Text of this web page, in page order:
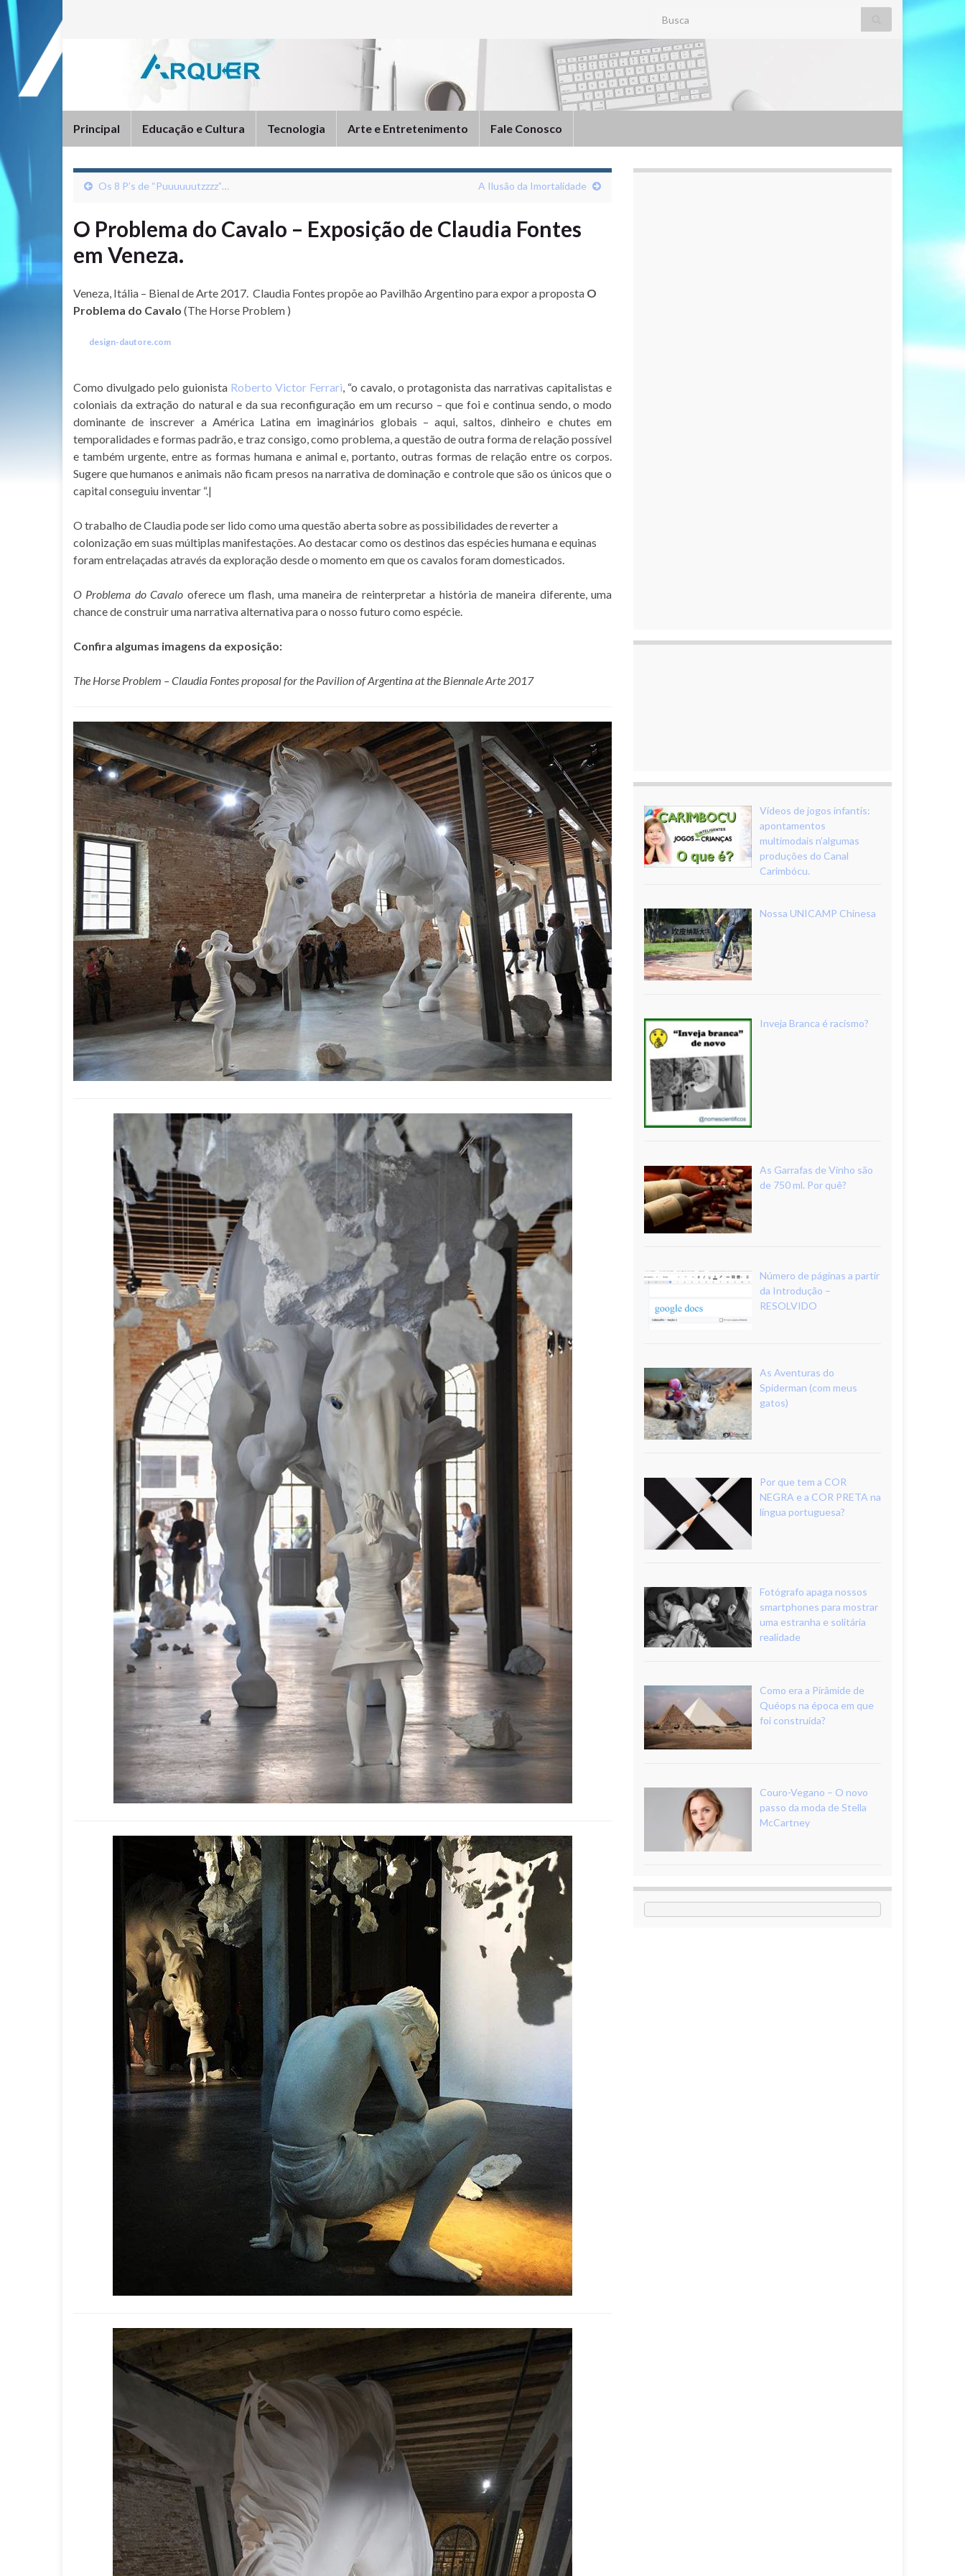
Search for:
Principal Educação e Cultura Tecnologia Arte e Entretenimento Fale Conosco
Os 8 P’s de “Puuuuuutzzzz”… A Ilusão da Imortalidade
O Problema do Cavalo – Exposição de Claudia Fontes
em Veneza.
Veneza, Itália – Bienal de Arte 2017. Claudia Fontes propõe ao Pavilhão Argentino para expor a proposta O
Problema do Cavalo (The Horse Problem )
design-dautore.com
Como divulgado pelo guionista Roberto Victor Ferrari, “o cavalo, o protagonista das narrativas capitalistas e
coloniais da extração do natural e da sua reconfiguração em um recurso – que foi e continua sendo, o modo
dominante de inscrever a América Latina em imaginários globais – aqui, saltos, dinheiro e chutes em
temporalidades e formas padrão, e traz consigo, como problema, a questão de outra forma de relação possível
e também urgente, entre as formas humana e animal e, portanto, outras formas de relação entre os corpos.
Sugere que humanos e animais não ficam presos na narrativa de dominação e controle que são os únicos que o
capital conseguiu inventar “.|
O trabalho de Claudia pode ser lido como uma questão aberta sobre as possibilidades de reverter a
colonização em suas múltiplas manifestações. Ao destacar como os destinos das espécies humana e equinas
foram entrelaçadas através da exploração desde o momento em que os cavalos foram domesticados.
O Problema do Cavalo oferece um flash, uma maneira de reinterpretar a história de maneira diferente, uma
chance de construir uma narrativa alternativa para o nosso futuro como espécie.
Confira algumas imagens da exposição:
The Horse Problem – Claudia Fontes proposal for the Pavilion of Argentina at the Biennale Arte 2017
Vídeos de jogos infantis:
apontamentos
multimodais n’algumas
produções do Canal
Carimbócu.
Nossa UNICAMP Chinesa
Inveja Branca é racismo?
As Garrafas de Vinho são
de 750 ml. Por quê?
Número de páginas a partir
da Introdução –
RESOLVIDO
As Aventuras do
Spiderman (com meus
gatos)
Por que tem a COR
NEGRA e a COR PRETA na
língua portuguesa?
Fotógrafo apaga nossos
smartphones para mostrar
uma estranha e solitária
realidade
Como era a Pirâmide de
Quéops na época em que
foi construída?
Couro-Vegano – O novo
passo da moda de Stella
McCartney